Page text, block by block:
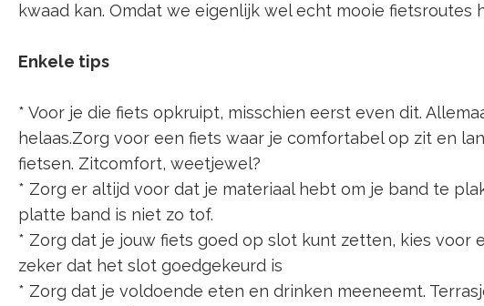
kwaad kan. Omdat we eigenlijk wel echt mooie fietsroutes
Enkele tips
* Voor je die fiets opkruipt, misschien eerst even dit.
helaas.Zorg voor een fiets waar je comfortabel op zit en
fietsen. Zitcomfort, weetjewel?
* Zorg er altijd voor dat je materiaal hebt om je band te
platte band is niet zo tof.
* Zorg dat je jouw fiets goed op slot kunt zetten, kies voor
zeker dat het slot goedgekeurd is
* Zorg dat je voldoende eten en drinken meeneemt.